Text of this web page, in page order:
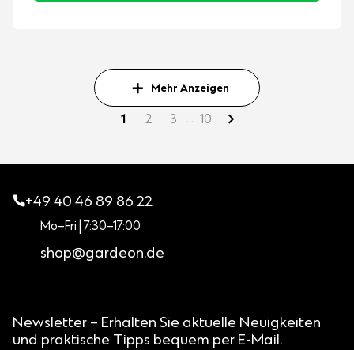
1 2 3 ... 10
Mehr Anzeigen
+49 40 46 89 86 22
Mo–Fri | 7:30–17:00
shop@gardeon.de
Newsletter – Erhalten Sie aktuelle Neuigkeiten
und praktische Tipps bequem per E-Mail.